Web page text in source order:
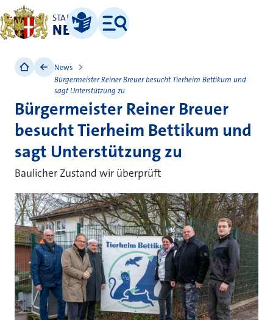
STADT
NEUSS
Leichte Sprache
Menü
News
Bürgermeister Reiner Breuer besucht Tierheim Bettikum und
sagt Unterstützung zu
Bürgermeister Reiner Breuer
besucht Tierheim Bettikum und
sagt Unterstützung zu
Baulicher Zustand wir überprüft